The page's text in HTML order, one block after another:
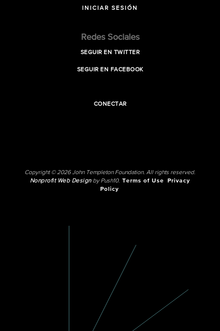
INICIAR SESIÓN
Redes Sociales
SEGUIR EN TWITTER
SEGUIR EN FACEBOOK
CONECTAR
Copyright © 2026 John Templeton Foundation. All rights reserved.
Nonprofit Web Designby Push10. Terms of Use
Privacy
Policy